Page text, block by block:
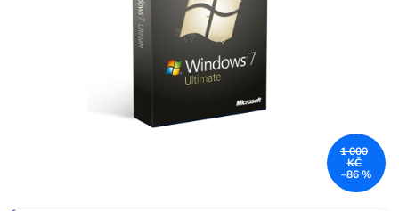
1 000
KČ
–86 %